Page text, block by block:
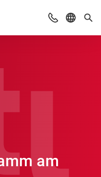
Beratung &
Sprache
am